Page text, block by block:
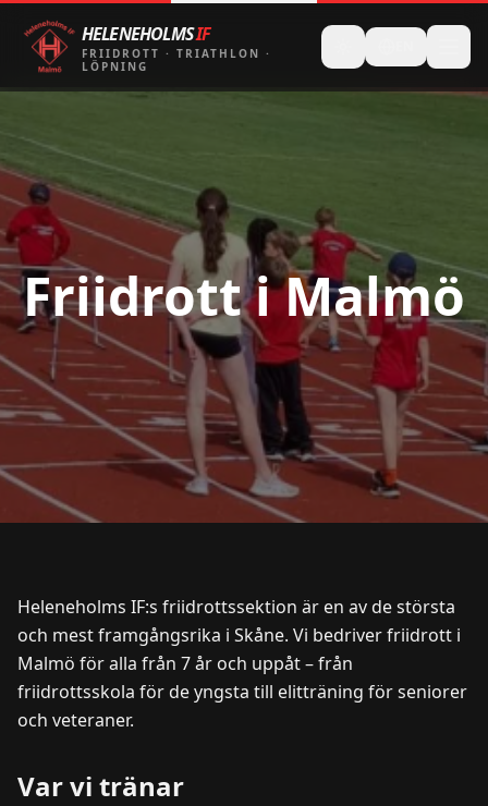
HELENEHOLMSIF
FRIIDROTT · TRIATHLON ·
LÖPNING
Friidrott i Malmö
Heleneholms IF:s friidrottssektion är en av de största
och mest framgångsrika i Skåne. Vi bedriver friidrott i
Malmö för alla från 7 år och uppåt – från
friidrottsskola för de yngsta till elitträning för seniorer
och veteraner.
Var vi tränar